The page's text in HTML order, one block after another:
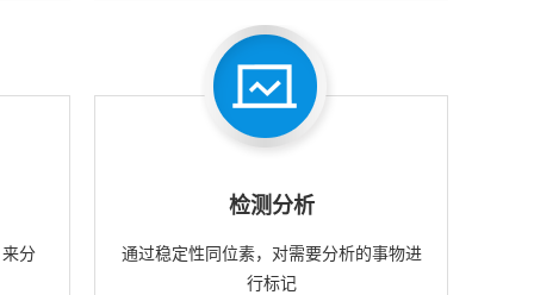
分
检测分析
通过稳定性同位素，对需要分析的事物进
行标记